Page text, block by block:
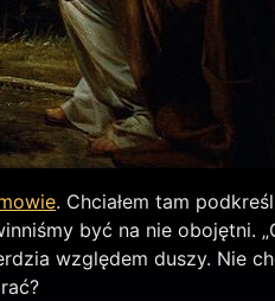
. Chciałem tam
być na nie obojętni.
względem duszy. Nie